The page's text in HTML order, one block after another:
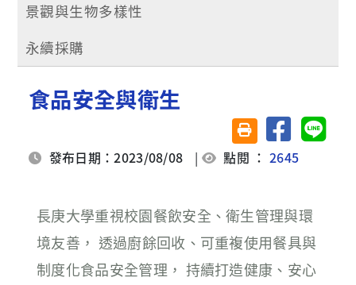
景觀與生物多樣性
永續採購
食品安全與衛生
友善列印(另開視窗)
分享至臉書分享
發布日期：2023/08/08 | 點閱 ：2645
長庚大學重視校園餐飲安全、衛生管理與環
境友善， 透過廚餘回收、可重複使用餐具與
制度化食品安全管理， 持續打造健康、安心